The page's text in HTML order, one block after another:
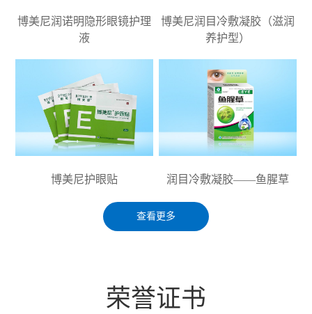
博美尼润诺明隐形眼镜护理
液
博美尼润目冷敷凝胶（滋润
养护型）
博美尼护眼贴 润目冷敷凝胶——鱼腥草
查看更多
荣誉证书